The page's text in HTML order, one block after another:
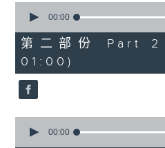
seconds
55
minutes,
9
seconds
00:00
第二部份 Part
01:00)
seconds
00:00